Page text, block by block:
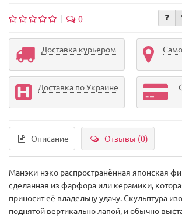
0
Доставка курьером
Доставка по Украине
Описание Отзывы (0)
Манэки-нэко распространённая японская
сделанная из фарфора или керамики,
приносит её владельцу удачу. Скульптура
поднятой вертикально лапой, и обычно